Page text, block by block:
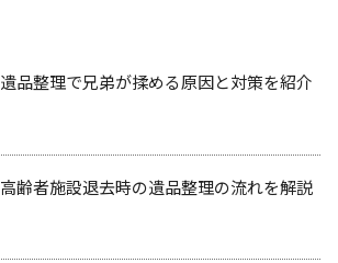
遺品整理で兄弟が揉める原因と対策を紹介
高齢者施設退去時の遺品整理の流れを解説